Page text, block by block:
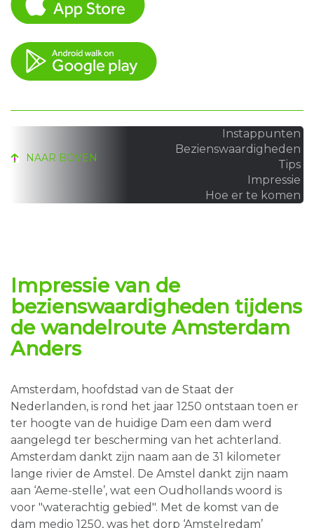
NAAR BOVEN
Instappunten
Bezienswaardigheden
Tips
Impressie
Hoe er te komen
Impressie van de
bezienswaardigheden tijdens
de wandelrouteAmsterdam
Anders
Amsterdam, hoofdstad van de Staat der
Nederlanden, is rond het jaar 1250 ontstaan toen er
ter hoogte van de huidige Dam een dam werd
aangelegd ter bescherming van het achterland.
Amsterdam dankt zijn naam aan de 31 kilometer
lange rivier de Amstel. De Amstel dankt zijn naam
aan ‘Aeme-stelle’, wat een Oudhollands woord is
voor "waterachtig gebied". Met de komst van de
dam medio 1250, was het dorp ‘Amstelredam’